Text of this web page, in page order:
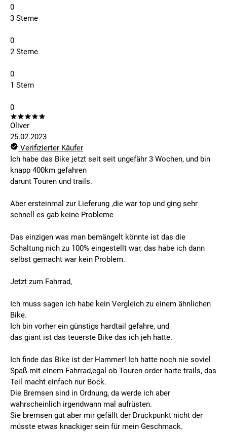
0
3 Sterne
0
2 Sterne
0
1 Stern
0
Oliver
25.02.2023
Verifizierter Käufer
Ich habe das Bike jetzt seit seit ungefähr 3 Wochen, und bin
knapp 400km gefahren
darunt Touren und trails.
Aber ersteinmal zur Lieferung ,die war top und ging sehr
schnell es gab keine Probleme
Das einzigen was man bemängelt könnte ist das die
Schaltung nich zu 100% eingestellt war, das habe ich dann
selbst gemacht war kein Problem.
Jetzt zum Fahrrad,
Ich muss sagen ich habe kein Vergleich zu einem ähnlichen
Bike.
Ich bin vorher ein günstigs hardtail gefahre, und
das giant ist das teuerste Bike das ich jeh hatte.
Ich finde das Bike ist der Hammer! Ich hatte noch nie soviel
Spaß mit einem Fahrrad,egal ob Touren order harte trails, das
Teil macht einfach nur Bock.
Die Bremsen sind in Ordnung, da werde ich aber
wahrscheinlich irgendwann mal aufrüsten.
Sie bremsen gut aber mir gefällt der Druckpunkt nicht der
müsste etwas knackiger sein für mein Geschmack.